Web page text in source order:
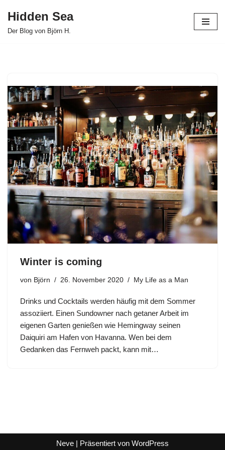
Zum
Hidden Sea
Der Blog von Björn H.
Winter is coming
von Björn 26. November 2020 My Life as a Man
Drinks und Cocktails werden häufig mit dem Sommer
assoziiert. Einen Sundowner nach getaner Arbeit im
eigenen Garten genießen wie Hemingway seinen
Daiquiri am Hafen von Havanna. Wen bei dem
Gedanken das Fernweh packt, kann mit…
Neve | Präsentiert von WordPress